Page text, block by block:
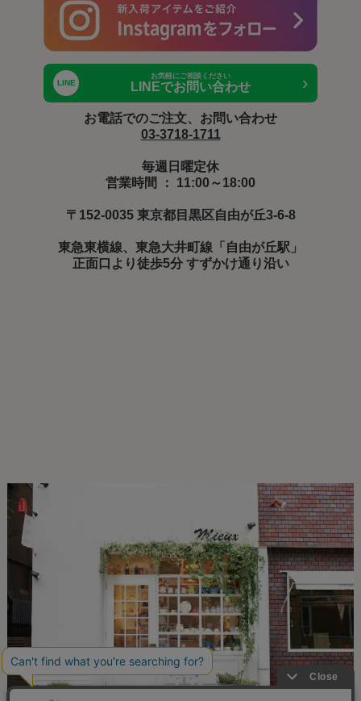
LINE
お気軽にご相談ください
LINEでお問い合わせ ›
お電話でのご注文、お問い合わせ
03-3718-1711
毎週日曜定休
営業時間 ： 11:00～18:00
〒152-0035 東京都目黒区自由が丘3-6-8
東急東横線、東急大井町線「自由が丘駅」
正面口より徒歩5分 すずかけ通り沿い